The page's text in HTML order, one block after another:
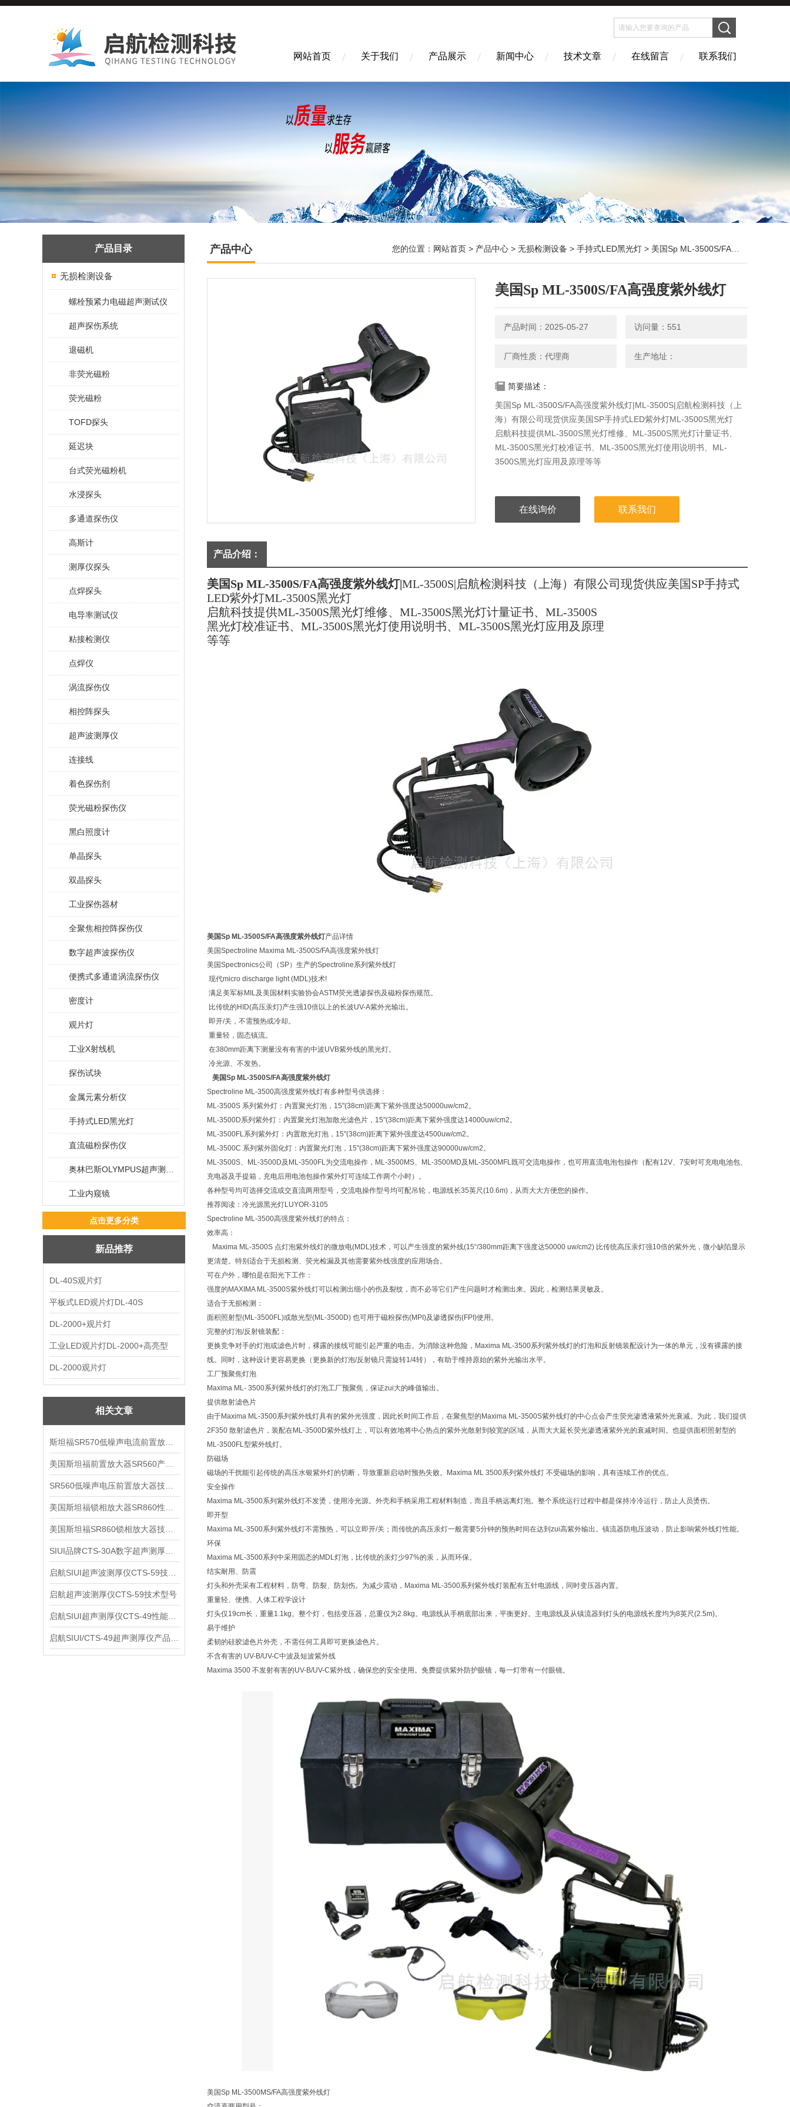
网站首页 关于我们 产品展示 新闻中心 技术文章 在线留言 联系我们
产品目录
无损检测设备
螺栓预紧力电磁超声测试仪
超声探伤系统
退磁机
非荧光磁粉
荧光磁粉
TOFD探头
延迟块
台式荧光磁粉机
水浸探头
多通道探伤仪
高斯计
测厚仪探头
点焊探头
电导率测试仪
粘接检测仪
点焊仪
涡流探伤仪
相控阵探头
超声波测厚仪
连接线
着色探伤剂
荧光磁粉探伤仪
黑白照度计
单晶探头
双晶探头
工业探伤器材
全聚焦相控阵探伤仪
数字超声波探伤仪
便携式多通道涡流探伤仪
密度计
观片灯
工业X射线机
探伤试块
金属元素分析仪
手持式LED黑光灯
直流磁粉探伤仪
工业内窥镜
点击更多分类
新品推荐
DL-40S观片灯
平板式LED观片灯DL-40S
DL-2000+观片灯
工业LED观片灯DL-2000+高亮型
DL-2000观片灯
相关文章
启航超声波测厚仪CTS-59技术型号
产品中心 您的位置： 网站首页 > 产品中心 > 无损检测设备 > 手持式LED黑光灯 > 美国Sp ML-3500S/FA高强度紫外线灯
美国Sp ML-3500S/FA高强度紫外线灯
产品时间：2025-05-27 访问量：551
厂商性质：代理商 生产地址：
简要描述：
美国Sp ML-3500S/FA高强度紫外线灯|ML-3500S|启航检测科技（上
海）有限公司现货供应美国SP手持式LED紫外灯ML-3500S黑光灯
启航科技提供ML-3500S黑光灯维修、ML-3500S黑光灯计量证书、
ML-3500S黑光灯校准证书、ML-3500S黑光灯使用说明书、ML-
3500S黑光灯应用及原理等等
在线询价 联系我们
产品介绍：
美国Sp ML-3500S/FA高强度紫外线灯|ML-3500S|启航检测科技（上海）有限公司现货供应美国SP手持式
LED紫外灯ML-3500S黑光灯
启航科技提供ML-3500S黑光灯维修、ML-3500S黑光灯计量证书、ML-3500S
黑光灯校准证书、ML-3500S黑光灯使用说明书、ML-3500S黑光灯应用及原理
等等
美国Sp ML-3500S/FA高强度紫外线灯产品详情
美国Spectroline Maxima ML-3500S/FA高强度紫外线灯
美国Spectronics公司（SP）生产的Spectroline系列紫外线灯
现代micro discharge light (MDL)技术!
满足美军标MIL及美国材料实验协会ASTM荧光透渗探伤及磁粉探伤规范。
比传统的HID(高压汞灯)产生强10倍以上的长波UV-A紫外光输出。
即开/关，不需预热或冷却。
重量轻，固态镇流。
在380mm距离下测量没有有害的中波UVB紫外线的黑光灯。
冷光源、不发热。
美国Sp ML-3500S/FA高强度紫外线灯
Spectroline ML-3500高强度紫外线灯有多种型号供选择：
ML-3500S 系列紫外灯：内置聚光灯泡，15"(38cm)距离下紫外强度达50000uw/cm2。
ML-3500D系列紫外灯：内置聚光灯泡加散光滤色片，15"(38cm)距离下紫外强度达14000uw/cm2。
ML-3500FL系列紫外灯：内置散光灯泡，15"(38cm)距离下紫外强度达4500uw/cm2。
ML-3500C 系列紫外固化灯：内置聚光灯泡，15"(38cm)距离下紫外强度达90000uw/cm2。
ML-3500S、ML-3500D及ML-3500FL为交流电操作，ML-3500MS、ML-3500MD及ML-3500MFL既可交流电操作，也可用直流电泡包操作（配有12V、7安时可充电电池包、
充电器及手提箱，充电后用电池包操作紫外灯可连续工作两个小时）。
各种型号均可选择交流或交直流两用型号，交流电操作型号均可配吊轮，电源线长35英尺(10.6m)，从而大大方便您的操作。
推荐阅读：冷光源黑光灯LUYOR-3105
Spectroline ML-3500高强度紫外线灯的特点：
效率高：
Maxima ML-3500S 点灯泡紫外线灯的微放电(MDL)技术，可以产生强度的紫外线(15“/380mm距离下强度达50000 uw/cm2) 比传统高压汞灯强10倍的紫外光，微小缺陷显示
更清楚。特别适合于无损检测、荧光检漏及其他需要紫外线强度的应用场合。
可在户外，哪怕是在阳光下工作：
强度的MAXIMA ML-3500S紫外线灯可以检测出细小的伤及裂纹，而不必等它们产生问题时才检测出来。因此，检测结果灵敏及。
适合于无损检测：
面积照射型(ML-3500FL)或散光型(ML-3500D) 也可用于磁粉探伤(MPI)及渗透探伤(FPI)使用。
完整的灯泡/反射镜装配：
更换竞争对手的灯泡或滤色片时，裸露的接线可能引起严重的电击。为消除这种危险，Maxima ML-3500系列紫外线灯的灯泡和反射镜装配设计为一体的单元，没有裸露的接
线。同时，这种设计更容易更换（更换新的灯泡/反射镜只需旋转1/4转），有助于维持原始的紫外光输出水平。
工厂预聚焦灯泡
Maxima ML- 3500系列紫外线灯的灯泡工厂预聚焦，保证zui大的峰值输出。
提供散射滤色片
由于Maxima ML-3500系列紫外线灯具有的紫外光强度，因此长时间工作后，在聚焦型的Maxima ML-3500S紫外线灯的中心点会产生荧光渗透液紫外光衰减。为此，我们提供
2F350 散射滤色片，装配在ML-3500D紫外线灯上，可以有效地将中心热点的紫外光散射到较宽的区域，从而大大延长荧光渗透液紫外光的衰减时间。也提供面积照射型的
ML-3500FL型紫外线灯。
防磁场
磁场的干扰能引起传统的高压水银紫外灯的切断，导致重新启动时预热失败。Maxima ML 3500系列紫外线灯 不受磁场的影响，具有连续工作的优点。
安全操作
Maxima ML-3500系列紫外线灯不发烫，使用冷光源。外壳和手柄采用工程材料制造，而且手柄远离灯泡。整个系统运行过程中都是保持冷冷运行，防止人员烫伤。
即开型
Maxima ML-3500系列紫外线灯不需预热，可以立即开/关；而传统的高压汞灯一般需要5分钟的预热时间在达到zui高紫外输出。镇流器防电压波动，防止影响紫外线灯性能。
环保
Maxima ML-3500系列中采用固态的MDL灯泡，比传统的汞灯少97%的汞，从而环保。
结实耐用、防震
灯头和外壳采有工程材料，防弯、防裂、防划伤。为减少震动，Maxima ML-3500系列紫外线灯装配有五针电源线，同时变压器内置。
重量轻、便携、人体工程学设计
灯头仅19cm长，重量1.1kg。整个灯，包括变压器，总重仅为2.8kg。电源线从手柄底部出来，平衡更好。主电源线及从镇流器到灯头的电源线长度均为8英尺(2.5m)。
易于维护
柔韧的硅胶滤色片外壳，不需任何工具即可更换滤色片。
不含有害的 UV-B/UV-C中波及短波紫外线
Maxima 3500 不发射有害的UV-B/UV-C紫外线，确保您的安全使用。免费提供紫外防护眼镜，每一灯带有一付眼镜。
美国Sp ML-3500MS/FA高强度紫外线灯